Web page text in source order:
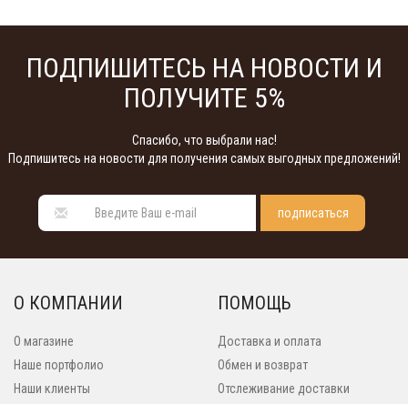
ПОДПИШИТЕСЬ НА НОВОСТИ И
ПОЛУЧИТЕ 5%
Спасибо, что выбрали нас!
Подпишитесь на новости для получения самых выгодных предложений!
подписаться
О КОМПАНИИ
О магазине
Наше портфолио
Наши клиенты
ПОМОЩЬ
Доставка и оплата
Обмен и возврат
Отслеживание доставки